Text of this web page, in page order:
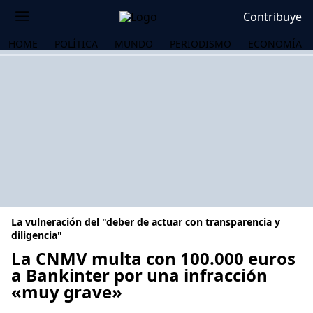
Contribuye
HOME POLÍTICA MUNDO PERIODISMO ECONOMÍA
La vulneración del "deber de actuar con transparencia y
diligencia"
La CNMV multa con 100.000 euros
a Bankinter por una infracción
«muy grave»